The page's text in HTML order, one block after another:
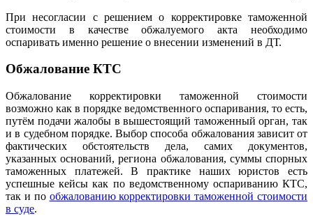
При несогласии с решением о корректировке таможенной
стоимости в качестве обжалуемого акта необходимо
оспаривать именно решение о внесении изменений в ДТ.
Обжалование КТС
Обжалование корректировки таможенной стоимости
возможно как в порядке ведомственного оспаривания, то есть,
путём подачи жалобы в вышестоящий таможенный орган, так
и в судебном порядке. Выбор способа обжалования зависит от
фактических обстоятельств дела, самих документов,
указанных оснований, региона обжалования, суммы спорных
таможенных платежей. В практике наших юристов есть
успешные кейсы как по ведомственному оспариванию КТС,
так и по обжалованию корректировки таможенной стоимости
в суде.